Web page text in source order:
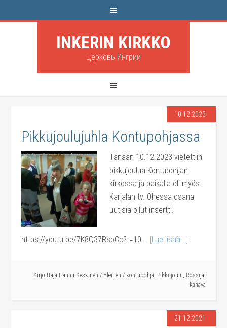
INKERIN KIRKKO
Церковь Ингрии
10.12.2023
Pikkujoulujuhla Kontupohjassa
Tänään 10.12.2023 vietettiin
pikkujoulua Kontupohjan
kirkossa ja paikalla oli myös
Karjalan tv. Ohessa osana
uutisia ollut insertti.
https://youtu.be/7K8Q37RsoCc?t=10 … [Lue lisää...]
Kirjoittaja Hannu Keskinen / Yleinen / kontupohja, Pikkujoulu, Rossija-
kanava
21.12.2021